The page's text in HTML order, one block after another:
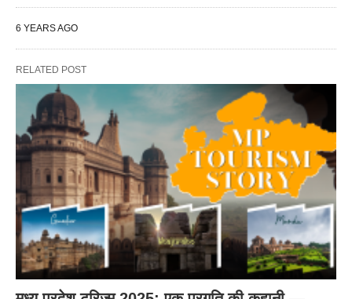
6 YEARS AGO
RELATED POST